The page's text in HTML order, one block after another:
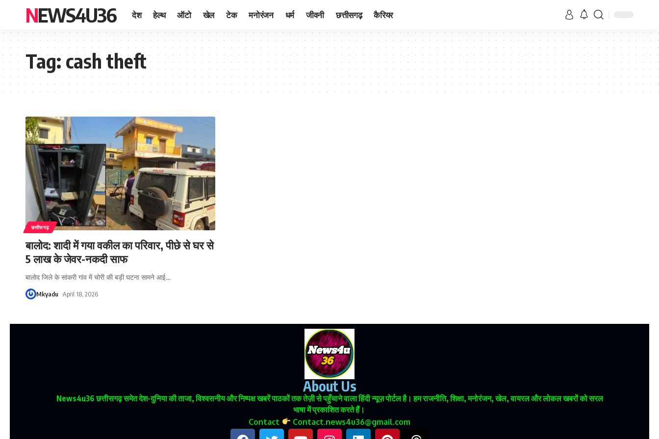
NEWS4U36 देश हेल्थ ऑटो खेल टेक मनोरंजन धर्म जीवनी छत्तीसगढ़ कैरियर
Tag:cash theft
छत्तीसगढ़
बालोद: शादी में गया वकील का परिवार, पीछे से घर से
5 लाख के जेवर-नकदी साफ
बालोद जिले के सांकरी गांव में चोरी की बड़ी घटना सामने आई…
Mkyadu April 18, 2026
About Us
News4u36छत्तीसगढ़ समेत देश-दुनिया की ताजा, विश्वसनीय और निष्पक्ष खबरें पाठकों तक तेज़ी से पहुँचाने वाला हिंदी न्यूज़ पोर्टल है। हम राजनीति, शिक्षा, मनोरंजन, खेल, वायरल और लोकल खबरों को सरल
भाषा में प्रकाशित करते हैं।
Contact
Contact.news4u36@gmail.com